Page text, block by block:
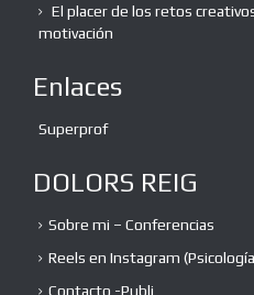
El placer de los retos
motivación
Enlaces
Superprof
DOLORS REIG
Sobre mi – Conferencias
Reels en Instagram
Contacto -Publi